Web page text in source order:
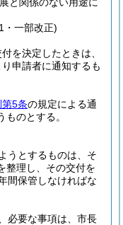
・一部改正)
を決定したときは、
り申請者に通知するも
5条の規定による通
のとする。
うとするものは、そ
整理し、その交付を
間保管しなければな
必要な事項は、市長